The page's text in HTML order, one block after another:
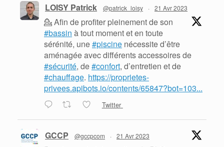
LOISY Patrick @patrick_loisy · 21 Avr 2023
💁 Afin de profiter pleinement de son
#bassin à tout moment et en toute
sérénité, une#piscine nécessite d’être
aménagée avec différents accessoires de
#sécurité, de#confort, d’entretien et de
#chauffage. https://proprietes-
privees.apibots.io/contents/65847?bot=103...
Twitter
GCCP @gccpcom · 21 Avr 2023